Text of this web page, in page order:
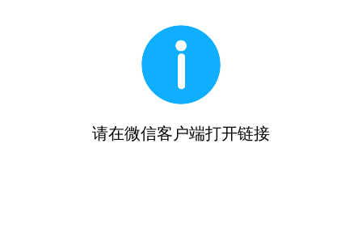
请在微信客户端打开链接